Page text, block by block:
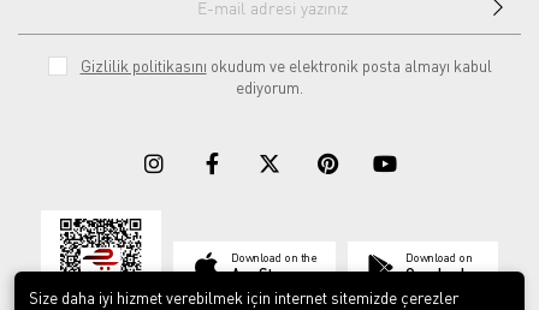
Gizlilik politikasını okudum ve elektronik posta almayı kabul
ediyorum.
Download on the
App Store
Download on
Google play
Size daha iyi hizmet verebilmek için internet sitemizde çerezler